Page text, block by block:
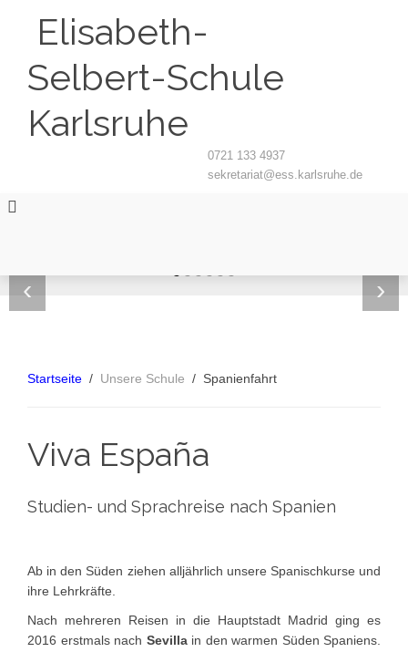
Elisabeth-
Selbert-Schule
Karlsruhe
0721 133 4937
sekretariat@ess.karlsruhe.de
›
‹
Startseite Unsere Schule Spanienfahrt
Viva España
Studien- und Sprachreise nach Spanien
Ab in den Süden ziehen alljährlich unsere Spanischkurse und
ihre Lehrkräfte.
Nach mehreren Reisen in die Hauptstadt Madrid ging es
2016 erstmals nach Sevillain den warmen Süden Spaniens.